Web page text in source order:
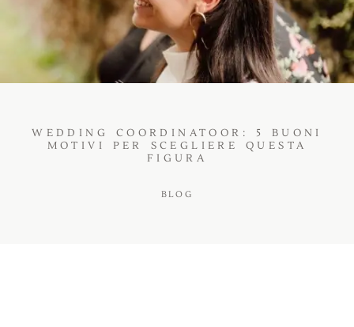
WEDDING COORDINATOOR: 5 BUONI
MOTIVI PER SCEGLIERE QUESTA
FIGURA
BLOG